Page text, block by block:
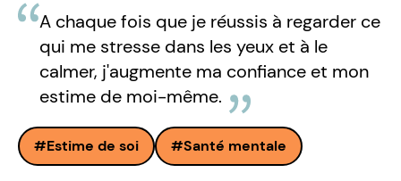
A chaque fois que je réussis à regarder ce
qui me stresse dans les yeux et à le
calmer, j'augmente ma confiance et mon
estime de moi-même.
Estime de soi Santé mentale